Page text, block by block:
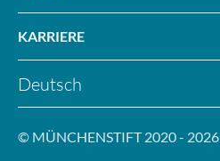
KARRIERE
Deutsch
© MÜNCHENSTIFT 2020 - 2026